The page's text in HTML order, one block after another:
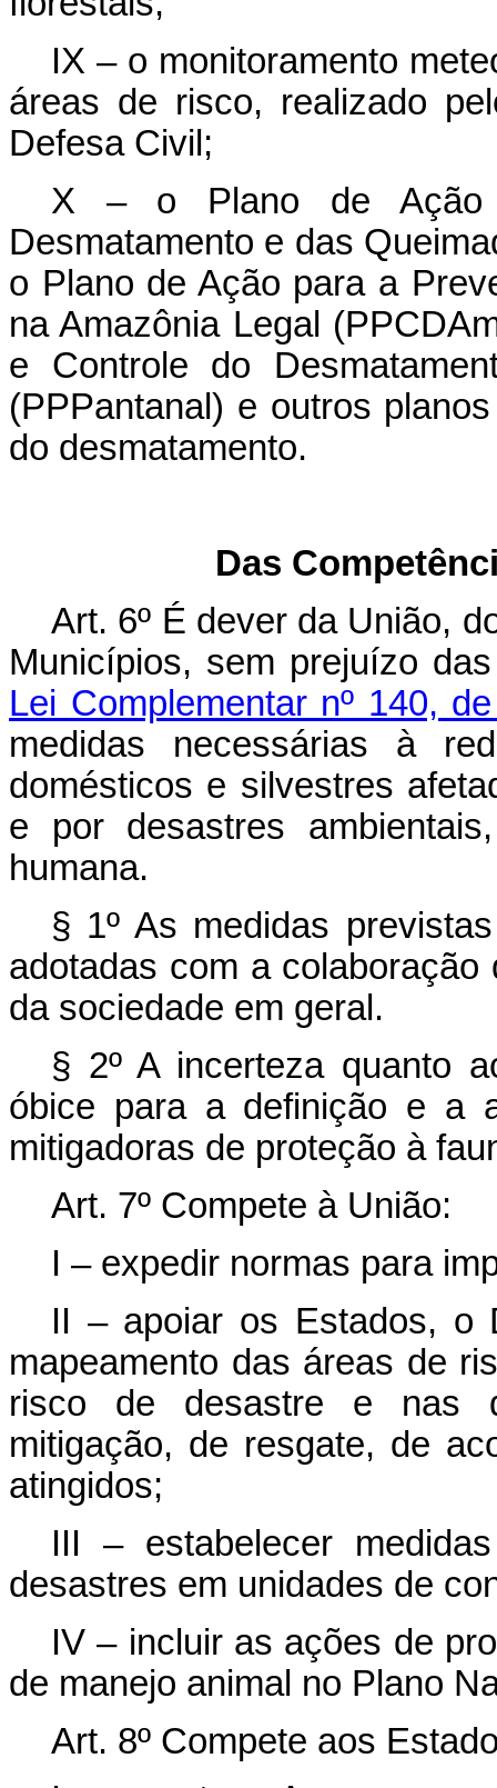
IX – o monitoramento
áreas de risco, realizado
Defesa Civil;
X – o Plano de Ação
Desmatamento e das
o Plano de Ação para a
na Amazônia Legal
e Controle do
(PPPantanal) e outros
do desmatamento.
Das
Art. 6º É dever da União,
Municípios, sem prejuízo
Lei Complementar nº 140,
medidas necessárias à
domésticos e silvestres
e por desastres
humana.
§ 1º As medidas
adotadas com a
da sociedade em geral.
§ 2º A incerteza quanto
óbice para a definição e a
mitigadoras de proteção à
Art. 7º Compete à União:
I – expedir normas para
II – apoiar os Estados, o
mapeamento das áreas de
risco de desastre e nas
mitigação, de resgate, de
atingidos;
III – estabelecer
desastres em unidades de
IV – incluir as ações de
de manejo animal no Plano
Art. 8º Compete aos